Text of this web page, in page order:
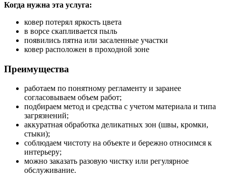
Когда нужна эта услуга:
ковер потерял яркость цвета
в ворсе скапливается пыль
появились пятна или засаленные участки
ковер расположен в проходной зоне
Преимущества
работаем по понятному регламенту и заранее
согласовываем объем работ;
подбираем метод и средства с учетом материала и типа
загрязнений;
аккуратная обработка деликатных зон (швы, кромки,
стыки);
соблюдаем чистоту на объекте и бережно относимся к
интерьеру;
можно заказать разовую чистку или регулярное
обслуживание.